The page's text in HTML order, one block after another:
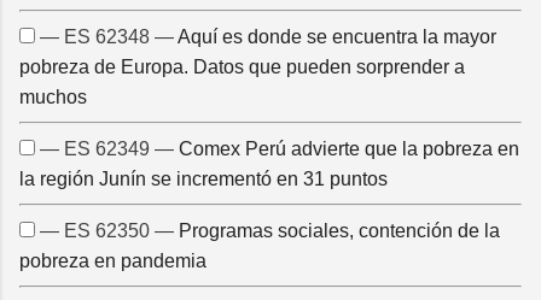
— ES 62348 —Aquí es donde se encuentra la mayor
pobreza de Europa. Datos que pueden sorprender a
muchos
— ES 62349 — Comex Perú advierte que la pobreza en
la región Junín se incrementó en 31 puntos
— ES 62350 — Programas sociales, contención de la
pobreza en pandemia